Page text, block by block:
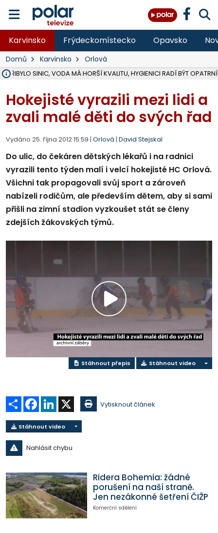
Karvinsko Frýdeckomístecko Opavsko
Domů Karvinsko Orlová
PŘIBYLO SINIC, VODA MÁ HORŠÍ KVALITU, HYGIENICI RADÍ BÝT OPATRNÍ
Hokejisté vyrazili mezi lidi a
zvali malé děti do svých řad
Vydáno 25. října 2012 15:59 | Orlová | David Stejskal
Do ulic, do čekáren dětských lékařů i na radnici
vyrazili tento týden malí i velcí hokejisté HC Orlová.
Všichni tak propagovali svůj sport a zároveň
nabízeli rodičům, ale především dětem, aby si sami
přišli na zimní stadion vyzkoušet stát se členy
zdejších žákovských týmů.
Přehrát
video
Stáhnout přepis Stáhnout video
Sdílet Facebook
LinkedIn Vytisknout článek
Stáhnout video
Nahlásit chybu
Ridera Bohemia: žádné
porušení na naší straně.
Jen nezákonné šetření ČIŽP
Komerční sdělení